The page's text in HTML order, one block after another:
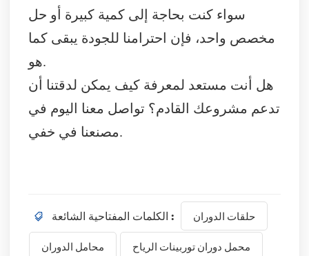
سواء كنت بحاجة إلى كمية كبيرة أو حل
مخصص واحد، فإن احترامنا للجودة يبقى كما
هو.
هل أنت مستعد لمعرفة كيف يمكن لدقتنا أن
تدعم مشروعك القادم؟ تواصل معنا اليوم في
مصنعنا في خفي.
الكلمات المفتاحية الشائعة : حلقات الدوران
محامل الدوران محمل دوران توربينات الرياح